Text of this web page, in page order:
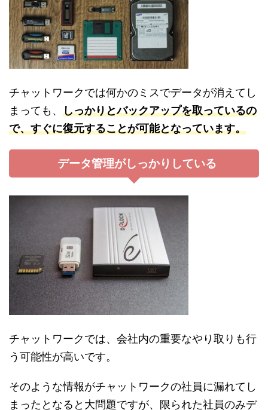
チャットワークでは何かのミスでデータが消えてし
まっても、 しっかりとバックアップを取っているの
で、すぐに復元することが可能となっています。
データ管理がしっかりしている
チャットワークでは、会社内の重要なやり取りも行
う可能性が高いです。
そのような情報がチャットワークの社員に漏れてし
まったとなると大問題ですが、限られた社員のみデ